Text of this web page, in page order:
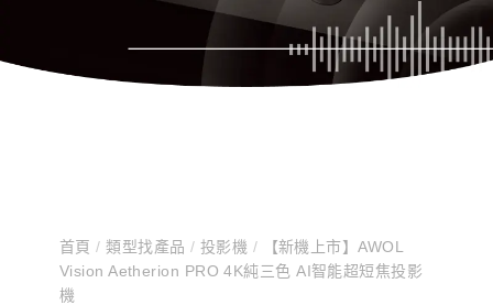
首頁/ 類型找產品 / 投影機 / 【新機上市】AWOL
Vision Aetherion PRO 4K純三色 AI智能超短焦投影
機